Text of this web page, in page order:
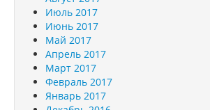
Июль 2017
Июнь 2017
Май 2017
Апрель 2017
Март 2017
Февраль 2017
Январь 2017